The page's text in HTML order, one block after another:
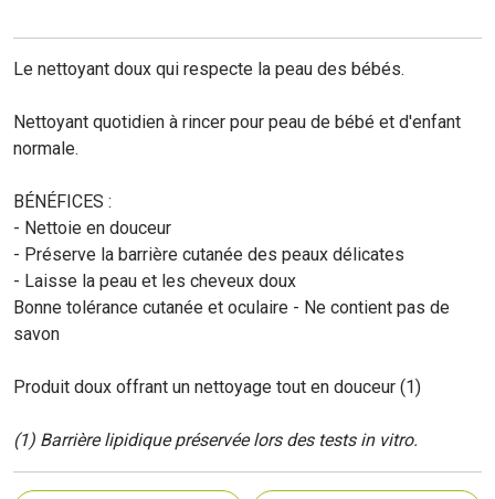
Le nettoyant doux qui respecte la peau des bébés.
Nettoyant quotidien à rincer pour peau de bébé et d'enfant
normale.
BÉNÉFICES :
- Nettoie en douceur
- Préserve la barrière cutanée des peaux délicates
- Laisse la peau et les cheveux doux
Bonne tolérance cutanée et oculaire - Ne contient pas de
savon
Produit doux offrant un nettoyage tout en douceur (1)
(1) Barrière lipidique préservée lors des tests in vitro.